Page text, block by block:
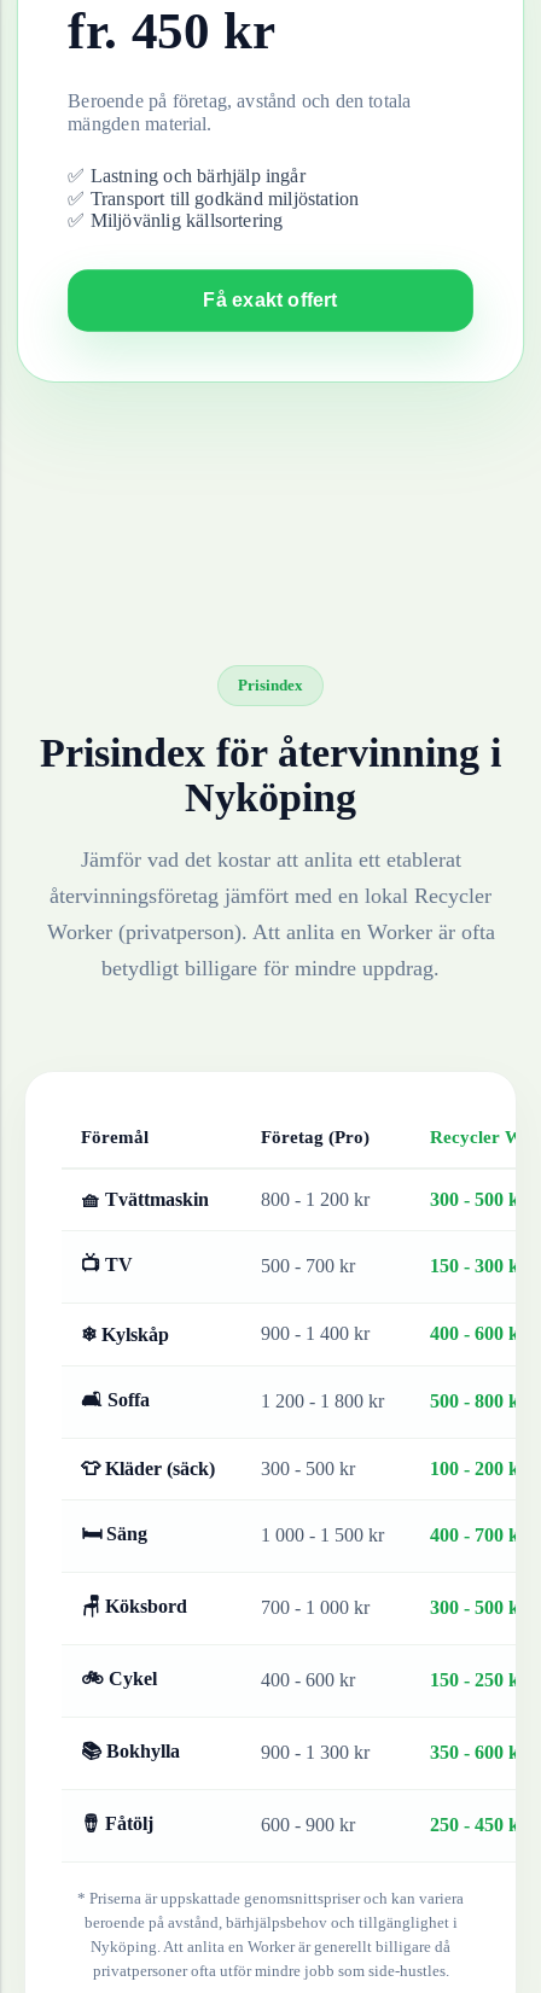
fr. 450 kr
Beroende på företag, avstånd och den totala
mängden material.
✅ Lastning och bärhjälp ingår
✅ Transport till godkänd miljöstation
✅ Miljövänlig källsortering
Få exakt offert
Prisindex
Prisindex för återvinning i
Nyköping
Jämför vad det kostar att anlita ett etablerat
återvinningsföretag jämfört med en lokal Recycler
Worker (privatperson). Att anlita en Worker är ofta
betydligt billigare för mindre uppdrag.
Föremål Företag (Pro) Recycler
🧺 Tvättmaskin 800 - 1 200 kr 300 - 500 kr
📺 TV 500 - 700 kr 150 - 300 kr
❄ Kylskåp 900 - 1 400 kr 400 - 600 kr
🛋 Soffa 1 200 - 1 800 kr 500 - 800 kr
👕 Kläder (säck) 300 - 500 kr 100 - 200 kr
🛏 Säng 1 000 - 1 500 kr 400 - 700 kr
🪑 Köksbord 700 - 1 000 kr 300 - 500 kr
🚲 Cykel 400 - 600 kr 150 - 250 kr
📚 Bokhylla 900 - 1 300 kr 350 - 600 kr
🪘 Fåtölj 600 - 900 kr 250 - 450 kr
* Priserna är uppskattade genomsnittspriser och kan variera
beroende på avstånd, bärhjälpsbehov och tillgänglighet i
Nyköping. Att anlita en Worker är generellt billigare då
privatpersoner ofta utför mindre jobb som side-hustles.